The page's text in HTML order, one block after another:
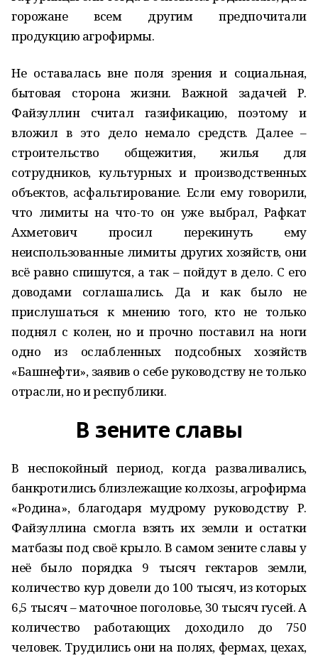
горожане всем другим предпочитали
продукцию агрофирмы.
Не оставалась вне поля зрения и социальная,
бытовая сторона жизни. Важной задачей Р.
Файзуллин считал газификацию, поэтому и
вложил в это дело немало средств. Далее –
строительство общежития, жилья для
сотрудников, культурных и производственных
объектов, асфальтирование. Если ему говорили,
что лимиты на что-то он уже выбрал, Рафкат
Ахметович просил перекинуть ему
неиспользованные лимиты других хозяйств, они
всё равно спишутся, а так – пойдут в дело. С его
доводами соглашались. Да и как было не
прислушаться к мнению того, кто не только
поднял с колен, но и прочно поставил на ноги
одно из ослабленных подсобных хозяйств
«Башнефти», заявив о себе руководству не только
отрасли, но и республики.
В зените славы
В неспокойный период, когда разваливались,
банкротились близлежащие колхозы, агрофирма
«Родина», благодаря мудрому руководству Р.
Файзуллина смогла взять их земли и остатки
матбазы под своё крыло. В самом зените славы у
неё было порядка 9 тысяч гектаров земли,
количество кур довели до 100 тысяч, из которых
6,5 тысяч – маточное поголовье, 30 тысяч гусей. А
количество работающих доходило до 750
человек. Трудились они на полях, фермах, цехах,